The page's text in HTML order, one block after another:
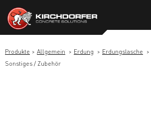
Inhalt
springen
Produkte Allgemein Erdung Erdungslasche
Sonstiges / Zubehör